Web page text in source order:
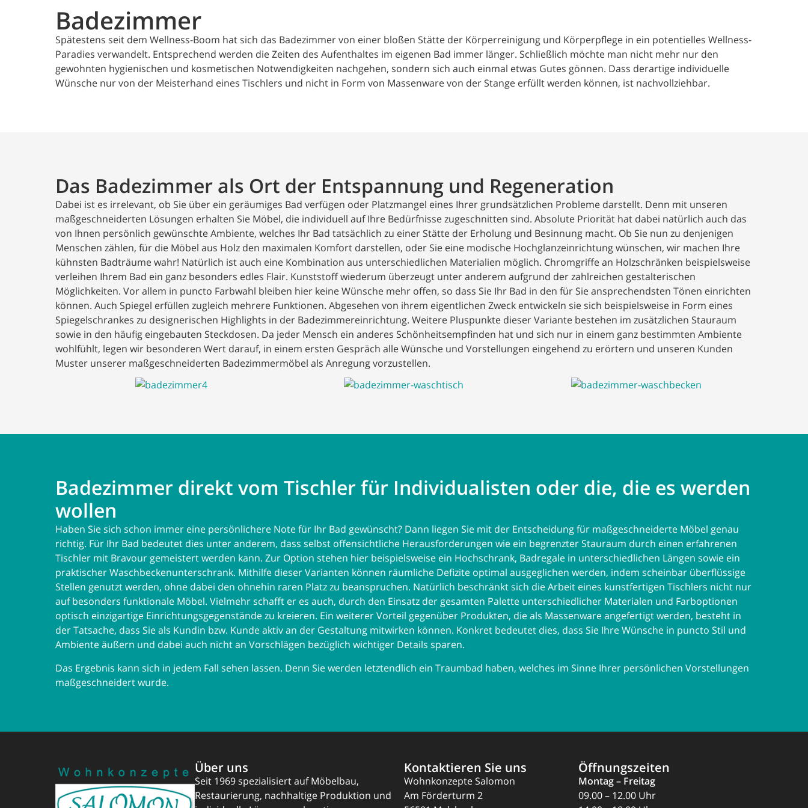
Badezimmer
Spätestens seit dem Wellness-Boom hat sich das Badezimmer von einer bloßen Stätte der Körperreinigung und Körperpflege in ein potentielles Wellness-
Paradies verwandelt. Entsprechend werden die Zeiten des Aufenthaltes im eigenen Bad immer länger. Schließlich möchte man nicht mehr nur den
gewohnten hygienischen und kosmetischen Notwendigkeiten nachgehen, sondern sich auch einmal etwas Gutes gönnen. Dass derartige individuelle
Wünsche nur von der Meisterhand eines Tischlers und nicht in Form von Massenware von der Stange erfüllt werden können, ist nachvollziehbar.
Das Badezimmer als Ort der Entspannung und Regeneration
Dabei ist es irrelevant, ob Sie über ein geräumiges Bad verfügen oder Platzmangel eines Ihrer grundsätzlichen Probleme darstellt. Denn mit unseren
maßgeschneiderten Lösungen erhalten Sie Möbel, die individuell auf Ihre Bedürfnisse zugeschnitten sind. Absolute Priorität hat dabei natürlich auch das
von Ihnen persönlich gewünschte Ambiente, welches Ihr Bad tatsächlich zu einer Stätte der Erholung und Besinnung macht. Ob Sie nun zu denjenigen
Menschen zählen, für die Möbel aus Holz den maximalen Komfort darstellen, oder Sie eine modische Hochglanzeinrichtung wünschen, wir machen Ihre
kühnsten Badträume wahr! Natürlich ist auch eine Kombination aus unterschiedlichen Materialien möglich. Chromgriffe an Holzschränken beispielsweise
verleihen Ihrem Bad ein ganz besonders edles Flair. Kunststoff wiederum überzeugt unter anderem aufgrund der zahlreichen gestalterischen
Möglichkeiten. Vor allem in puncto Farbwahl bleiben hier keine Wünsche mehr offen, so dass Sie Ihr Bad in den für Sie ansprechendsten Tönen einrichten
können. Auch Spiegel erfüllen zugleich mehrere Funktionen. Abgesehen von ihrem eigentlichen Zweck entwickeln sie sich beispielsweise in Form eines
Spiegelschrankes zu designerischen Highlights in der Badezimmereinrichtung. Weitere Pluspunkte dieser Variante bestehen im zusätzlichen Stauraum
sowie in den häufig eingebauten Steckdosen. Da jeder Mensch ein anderes Schönheitsempfinden hat und sich nur in einem ganz bestimmten Ambiente
wohlfühlt, legen wir besonderen Wert darauf, in einem ersten Gespräch alle Wünsche und Vorstellungen eingehend zu erörtern und unseren Kunden
Muster unserer maßgeschneiderten Badezimmermöbel als Anregung vorzustellen.
Badezimmer direkt vom Tischler für Individualisten oder die, die es werden
wollen
Haben Sie sich schon immer eine persönlichere Note für Ihr Bad gewünscht? Dann liegen Sie mit der Entscheidung für maßgeschneiderte Möbel genau
richtig. Für Ihr Bad bedeutet dies unter anderem, dass selbst offensichtliche Herausforderungen wie ein begrenzter Stauraum durch einen erfahrenen
Tischler mit Bravour gemeistert werden kann. Zur Option stehen hier beispielsweise ein Hochschrank, Badregale in unterschiedlichen Längen sowie ein
praktischer Waschbeckenunterschrank. Mithilfe dieser Varianten können räumliche Defizite optimal ausgeglichen werden, indem scheinbar überflüssige
Stellen genutzt werden, ohne dabei den ohnehin raren Platz zu beanspruchen. Natürlich beschränkt sich die Arbeit eines kunstfertigen Tischlers nicht nur
auf besonders funktionale Möbel. Vielmehr schafft er es auch, durch den Einsatz der gesamten Palette unterschiedlicher Materialen und Farboptionen
optisch einzigartige Einrichtungsgegenstände zu kreieren. Ein weiterer Vorteil gegenüber Produkten, die als Massenware angefertigt werden, besteht in
der Tatsache, dass Sie als Kundin bzw. Kunde aktiv an der Gestaltung mitwirken können. Konkret bedeutet dies, dass Sie Ihre Wünsche in puncto Stil und
Ambiente äußern und dabei auch nicht an Vorschlägen bezüglich wichtiger Details sparen.
Das Ergebnis kann sich in jedem Fall sehen lassen. Denn Sie werden letztendlich ein Traumbad haben, welches im Sinne Ihrer persönlichen Vorstellungen
maßgeschneidert wurde.
Über uns
Seit 1969 spezialisiert auf Möbelbau,
Restaurierung, nachhaltige Produktion und
Kontaktieren Sie uns
Wohnkonzepte Salomon
Am Förderturm 2
Öffnungszeiten
Montag – Freitag
09.00 – 12.00 Uhr